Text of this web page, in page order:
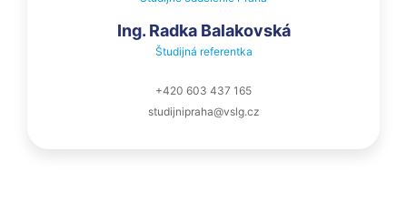
Ing. Radka Balakovská
Študijná referentka
+420 603 437 165
studijnipraha@vslg.cz